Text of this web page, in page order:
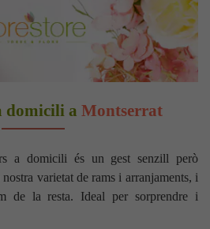
domicili a Montserrat
a domicili és un gest senzill però
varietat de rams i arranjaments, i
de la resta. Ideal per sorprendre i